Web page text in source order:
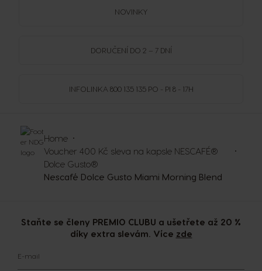
NOVINKY
DORUČENÍ DO 2 – 7 DNÍ
INFOLINKA 800 135 135 PO - PI 8 - 17H
Staňte se členy PREMIO CLUBU a ušetřete až 20 %
díky extra slevám. Více zde
E-mail
Home
Voucher 400 Kč sleva na kapsle NESCAFÉ®
Dolce Gusto®
Nescafé Dolce Gusto Miami Morning Blend